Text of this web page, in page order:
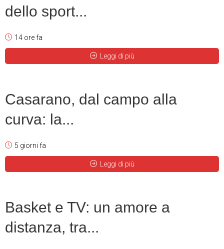
dello sport...
14 ore fa
Leggi di più
Casarano, dal campo alla
curva: la...
5 giorni fa
Leggi di più
Basket e TV: un amore a
distanza, tra...